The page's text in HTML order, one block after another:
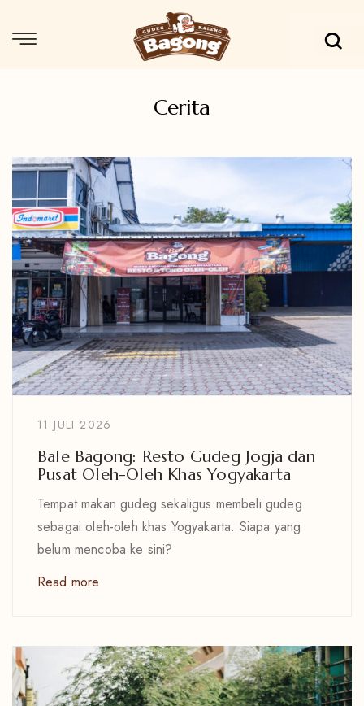
Cerita
11 JULI 2026
Bale Bagong: Resto Gudeg Jogja dan
Pusat Oleh-Oleh Khas Yogyakarta
Tempat makan gudeg sekaligus membeli gudeg
sebagai oleh-oleh khas Yogyakarta. Siapa yang
belum mencoba ke sini?
Read more